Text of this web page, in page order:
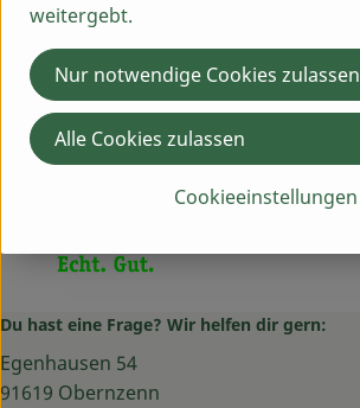
Chiemgau eG
Berchtesgadener Land Bio
Du hast eine Frage? Wir helfen dir gern:
Egenhausen 54
91619 Obernzenn
weitergebt.
Cookieeinstellungen
Nur notwendige Cookies zulassen
Alle Cookies zulassen